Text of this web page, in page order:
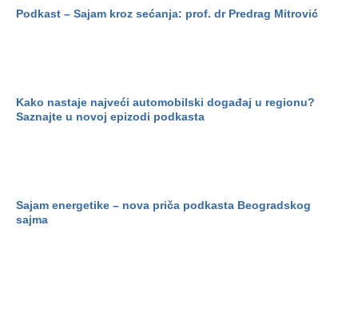
Podkast – Sajam kroz sećanja: prof. dr Predrag Mitrović
Kako nastaje najveći automobilski događaj u regionu?
Saznajte u novoj epizodi podkasta
Sajam energetike – nova priča podkasta Beogradskog
sajma